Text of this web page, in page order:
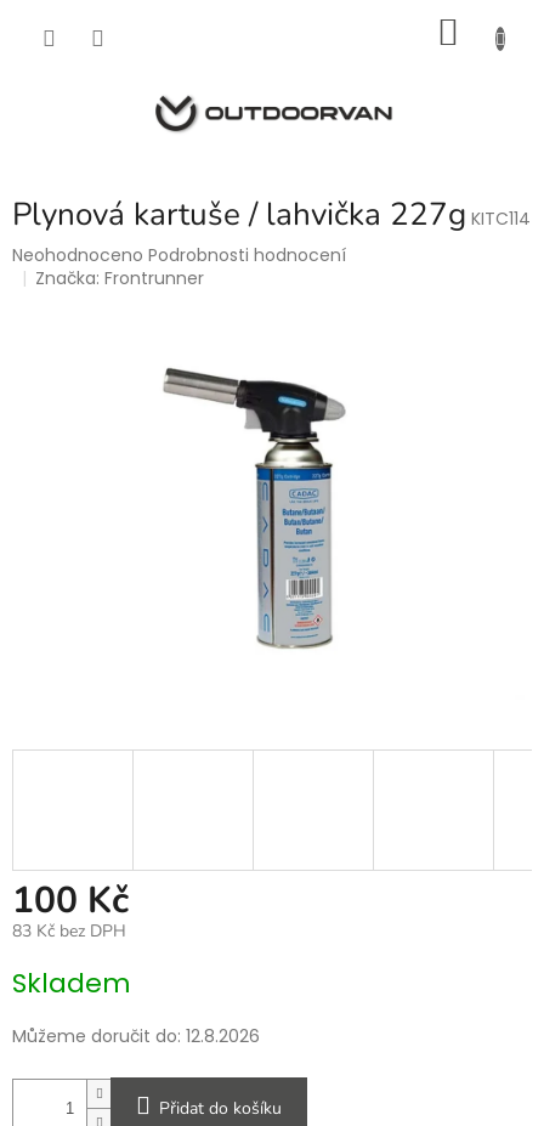
Plynová kartuše / lahvička 227g KITC114
Průměrné
hodnocení
Neohodnoceno Podrobnosti hodnocení
Značka:Frontrunner
100 Kč
83 Kč bez DPH
cena:
Skladem
Můžeme doručit do: 12.8.2026
Přidat do košíku